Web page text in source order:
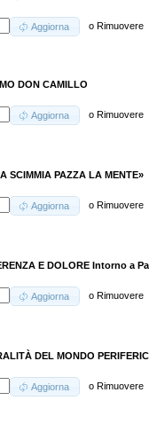
Aggiorna oRimuovere
DON CAMILLO
Aggiorna oRimuovere
SCIMMIA PAZZA LA MENTE»
Aggiorna oRimuovere
E DOLORE Intorno a
Aggiorna oRimuovere
DEL MONDO
Aggiorna oRimuovere